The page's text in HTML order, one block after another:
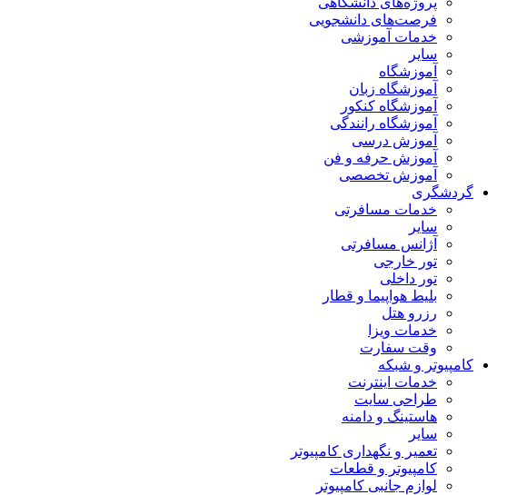
فرصت‌های دانشجویی
خدمات آموزشی
سایر
آموزشگاه
آموزشگاه زبان
آموزشگاه کنکور
آموزشگاه رانندگی
آموزش درسی
آموزش حرفه و فن
آموزش تخصصی
گردشگری
خدمات مسافرتی
سایر
آژانس مسافرتی
تور خارجی
تور داخلی
بلیط هواپیما و قطار
رزرو هتل
خدمات ویزا
وقت سفارت
کامپیوتر و شبکه
خدمات اینترنت
طراحی سایت
هاستینگ و دامنه
سایر
تعمیر و نگهداری کامپیوتر
کامپیوتر و قطعات
لوازم جانبی کامپیوتر